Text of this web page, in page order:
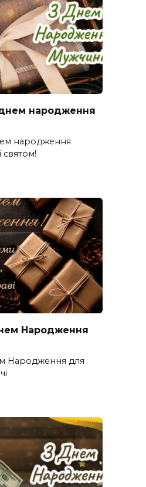
народження
народження
святом!
Народження
Народження для